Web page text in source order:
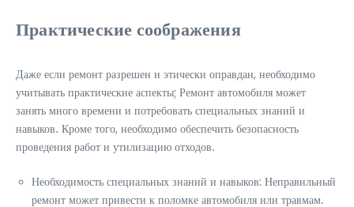
Практические соображения
Даже если ремонт разрешен и этически оправдан, необходимо
учитывать практические аспекты; Ремонт автомобиля может
занять много времени и потребовать специальных знаний и
навыков. Кроме того, необходимо обеспечить безопасность
проведения работ и утилизацию отходов.
Необходимость специальных знаний и навыков: Неправильный
ремонт может привести к поломке автомобиля или травмам.